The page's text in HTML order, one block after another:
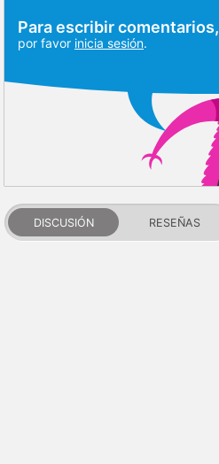
Para escribir comentarios,
por favor inicia sesión.
DISCUSIÓN RESEÑAS